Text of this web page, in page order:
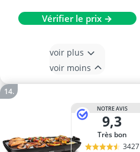
Vérifier le prix →
voir plus
voir moins
NOTRE AVIS
9,3
Très bon
3427